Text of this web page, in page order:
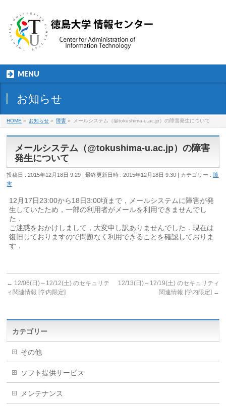
MENU
お知らせ
HOME » お知らせ » 障害 » メールシステム（@tokushima-u.ac.jp）の障害発生について
メールシステム（@tokushima-u.ac.jp）の障害
発生について
投稿日 : 2015年12月18日 9:29 最終更新日時 : 2015年12月18日 9:30 カテゴリー :障
害
12月17日23:00から18日3:00頃まで，メールシステムに障害が発
生していたため，一部の利用者がメールを利用できませんでし
た．
ご迷惑をおかけしまして，大変申し訳ありませんでした．現在は
復旧しておりますので問題なく利用できることを確認しておりま
す．
← 12/06(日)～12/12(土) のセキュリテ
ィ関連情報 [学内限定]
12/13(日)～12/19(土) のセキュリティ
関連情報 [学内限定] →
カテゴリー
その他
ソフト提供サービス
メンテナンス